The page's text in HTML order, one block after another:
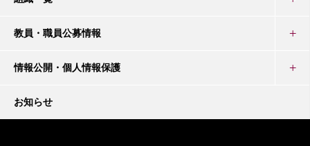
教員・職員公募情報
情報公開・個人情報保護
お知らせ